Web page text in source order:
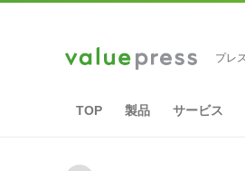
プレ
TOP 製品 サービス